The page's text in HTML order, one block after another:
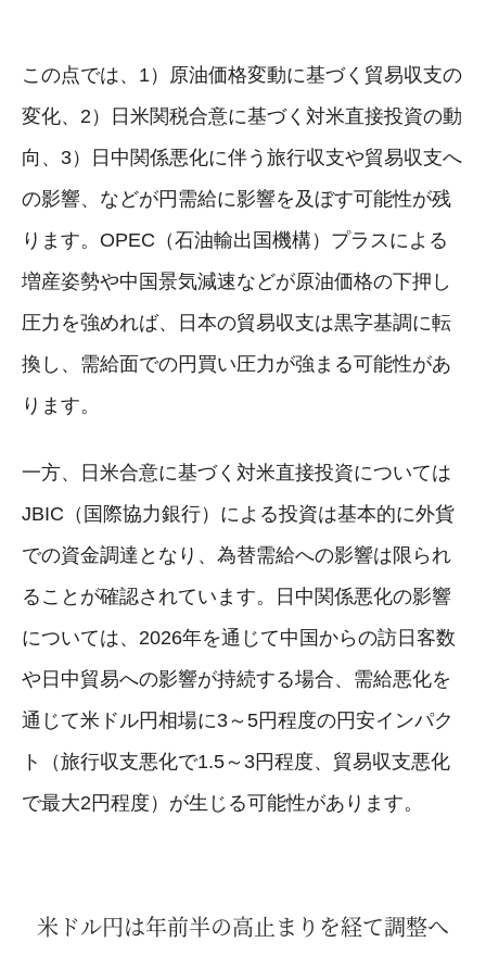
この点では、1）原油価格変動に基づく貿易収支の
変化、2）日米関税合意に基づく対米直接投資の動
向、3）日中関係悪化に伴う旅行収支や貿易収支へ
の影響、などが円需給に影響を及ぼす可能性が残
ります。OPEC（石油輸出国機構）プラスによる
増産姿勢や中国景気減速などが原油価格の下押し
圧力を強めれば、日本の貿易収支は黒字基調に転
換し、需給面での円買い圧力が強まる可能性があ
ります。
一方、日米合意に基づく対米直接投資については
JBIC（国際協力銀行）による投資は基本的に外貨
での資金調達となり、為替需給への影響は限られ
ることが確認されています。日中関係悪化の影響
については、2026年を通じて中国からの訪日客数
や日中貿易への影響が持続する場合、需給悪化を
通じて米ドル円相場に3～5円程度の円安インパク
ト（旅行収支悪化で1.5～3円程度、貿易収支悪化
で最大2円程度）が生じる可能性があります。
米ドル円は年前半の高止まりを経て調整へ